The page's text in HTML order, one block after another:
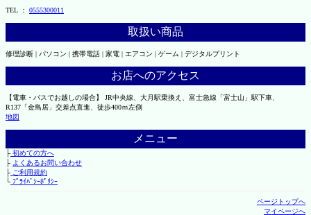
TEL ： 0555300011
取扱い商品
修理診断 | パソコン | 携帯電話 | 家電 | エアコン | ゲーム | デジタルプリント
お店へのアクセス
【電車・バスでお越しの場合】 JR中央線、大月駅乗換え、富士急線「富士山」駅下車、
R137「金鳥居」交差点直進、徒歩400ｍ左側
地図
メニュー
├初めての方へ
├ よくあるお問い合わせ
├ご利用規約
└ﾌﾟﾗｲﾊﾞｼｰﾎﾟﾘｼｰ
ページトップへ
マイページへ